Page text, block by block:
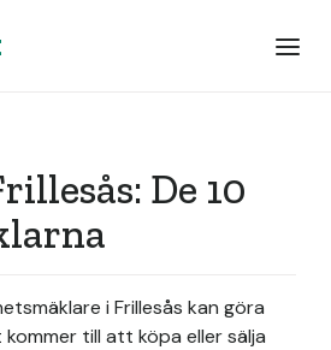
De 10
i Frillesås kan göra
till att köpa eller sälja